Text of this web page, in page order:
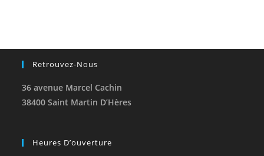
Retrouvez-Nous
36 avenue Marcel Cachin
38400 Saint Martin D’Hères
Heures D’ouverture